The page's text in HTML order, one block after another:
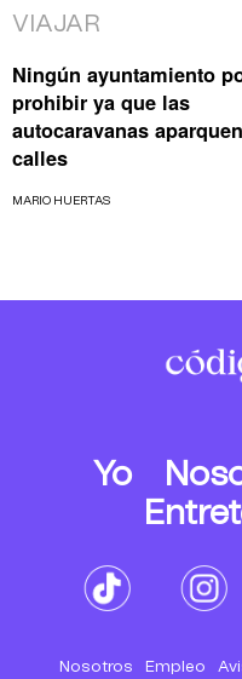
VIAJAR
Ningún ayuntamiento
prohibir ya que las
autocaravanas
calles
MARIO HUERTAS
Yo
Nosotros Empleo